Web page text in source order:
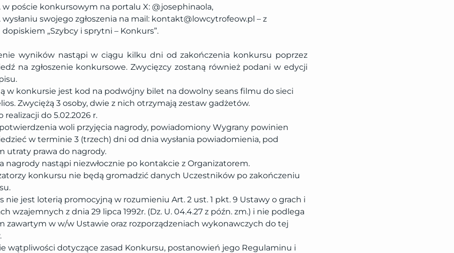
w poście konkursowym na portalu X: @josephinaola,
wysłaniu swojego zgłoszenia na mail: kontakt@lowcytrofeow.pl – z
dopiskiem „Szybcy i sprytni – Konkurs”.
wyników nastąpi w ciągu kilku dni od zakończenia konkursu poprzez
na zgłoszenie konkursowe. Zwycięzcy zostaną również podani w edycji
w konkursie jest kod na podwójny bilet na dowolny seans filmu do sieci
Zwyciężą 3 osoby, dwie z nich otrzymają zestaw gadżetów.
realizacji do 5.02.2026 r.
woli przyjęcia nagrody, powiadomiony Wygrany powinien
w terminie 3 (trzech) dni od dnia wysłania powiadomienia, pod
utraty prawa do nagrody.
nagrody nastąpi niezwłocznie po kontakcie z Organizatorem.
konkursu nie będą gromadzić danych Uczestników po zakończeniu
nie jest loterią promocyjną w rozumieniu Art. 2 ust. 1 pkt. 9 Ustawy o grach i
wzajemnych z dnia 29 lipca 1992r. (Dz. U. 04.4.27 z późn. zm.) i nie podlega
zawartym w w/w Ustawie oraz rozporządzeniach wykonawczych do tej
wątpliwości dotyczące zasad Konkursu, postanowień jego Regulaminu i